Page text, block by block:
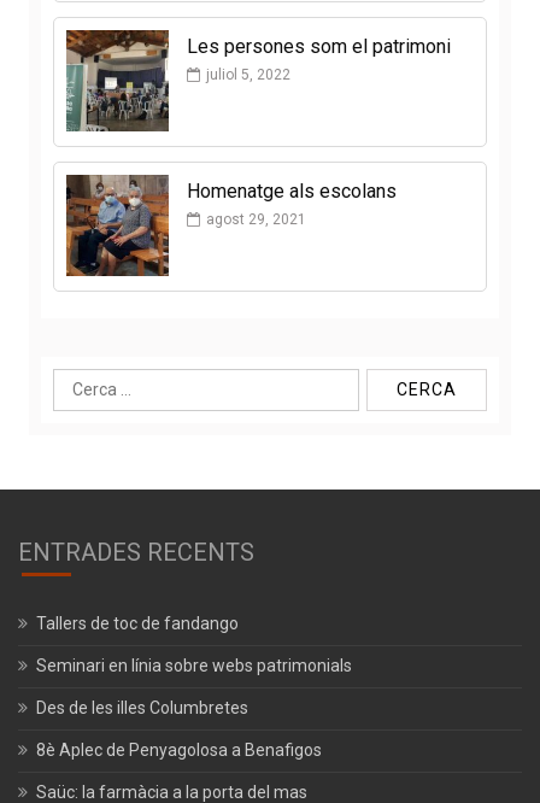
Les persones som el patrimoni
juliol 5, 2022
Homenatge als escolans
agost 29, 2021
Cerca:
ENTRADES RECENTS
Tallers de toc de fandango
Seminari en línia sobre webs patrimonials
Des de les illes Columbretes
8è Aplec de Penyagolosa a Benafigos
Saüc: la farmàcia a la porta del mas